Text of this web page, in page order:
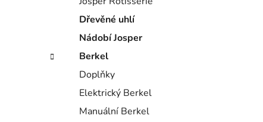
Dřevěné uhlí
Nádobí Josper
Berkel
Doplňky
Elektrický Berkel
Manuální Berkel